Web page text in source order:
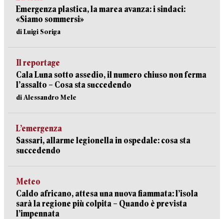
Emergenza plastica, la marea avanza: i sindaci:
«Siamo sommersi»
di Luigi Soriga
Il reportage
Cala Luna sotto assedio, il numero chiuso non ferma
l’assalto – Cosa sta succedendo
di Alessandro Mele
L’emergenza
Sassari, allarme legionella in ospedale: cosa sta
succedendo
Meteo
Caldo africano, attesa una nuova fiammata: l’isola
sarà la regione più colpita – Quando è prevista
l’impennata